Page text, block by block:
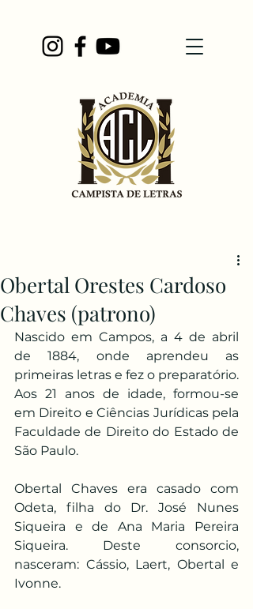
Obertal Orestes Cardoso
Chaves (patrono)
Nascido em Campos, a 4 de abril
de 1884, onde aprendeu as
primeiras letras e fez o preparatório.
Aos 21 anos de idade, formou-se
em Direito e Ciências Jurídicas pela
Faculdade de Direito do Estado de
São Paulo.
Obertal Chaves era casado com
Odeta, filha do Dr. José Nunes
Siqueira e de Ana Maria Pereira
Siqueira. Deste consorcio,
nasceram: Cássio, Laert, Obertal e
Ivonne.